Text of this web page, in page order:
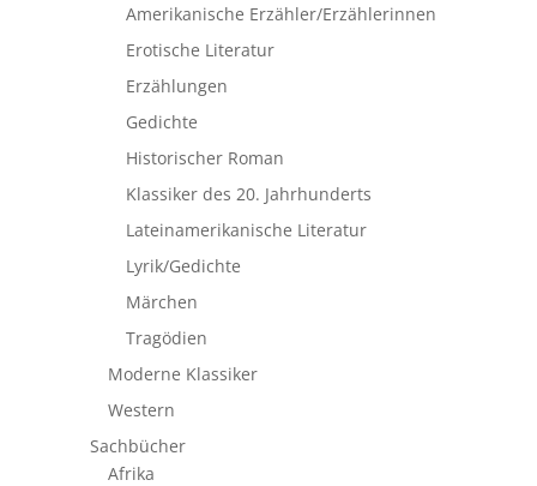
Amerikanische Erzähler/Erzählerinnen
Erotische Literatur
Erzählungen
Gedichte
Historischer Roman
Klassiker des 20. Jahrhunderts
Lateinamerikanische Literatur
Lyrik/Gedichte
Märchen
Tragödien
Moderne Klassiker
Western
Sachbücher
Afrika